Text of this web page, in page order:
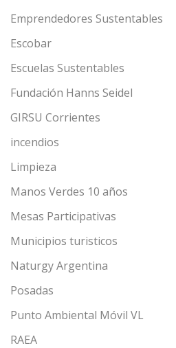
Emprendedores Sustentables
Escobar
Escuelas Sustentables
Fundación Hanns Seidel
GIRSU Corrientes
incendios
Limpieza
Manos Verdes 10 años
Mesas Participativas
Municipios turisticos
Naturgy Argentina
Posadas
Punto Ambiental Móvil VL
RAEA